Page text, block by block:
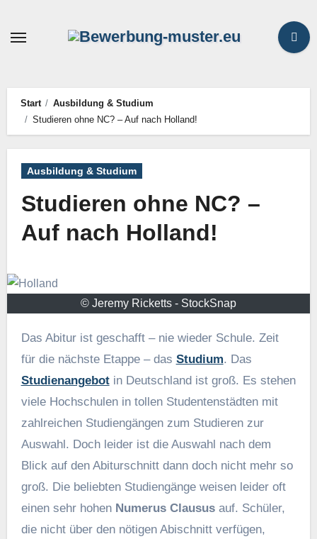
Start
Ausbildung & Studium
Studieren ohne NC? – Auf nach Holland!
Ausbildung & Studium
Studieren ohne NC? –
Auf nach Holland!
© Jeremy Ricketts - StockSnap
Das Abitur ist geschafft – nie wieder Schule. Zeit
für die nächste Etappe – das Studium. Das
Studienangebotin Deutschland ist groß. Es stehen
viele Hochschulen in tollen Studentenstädten mit
zahlreichen Studiengängen zum Studieren zur
Auswahl. Doch leider ist die Auswahl nach dem
Blick auf den Abiturschnitt dann doch nicht mehr so
groß. Die beliebten Studiengänge weisen leider oft
einen sehr hohenNumerus Claususauf. Schüler,
die nicht über den nötigen Abischnitt verfügen,